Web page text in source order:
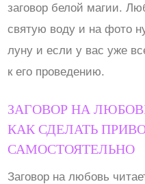
заговор белой магии.
святую воду и на фото
луну и если у вас уже
к его проведению.
ЗАГОВОР НА
КАК СДЕЛАТЬ
САМОСТОЯТЕЛЬНО
Заговор на любовь